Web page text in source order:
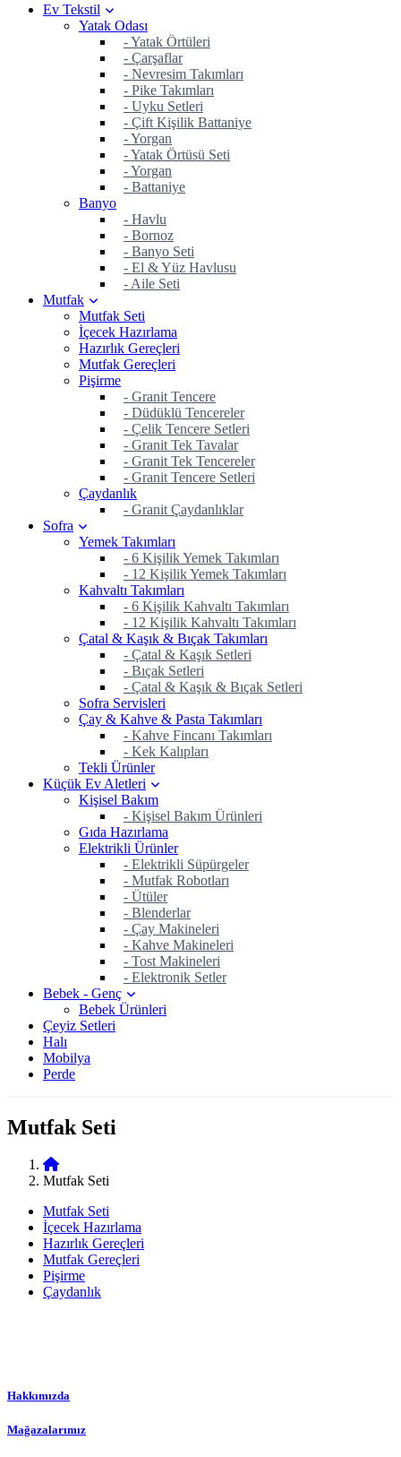
Ev Tekstil
Yatak Odası
- Yatak Örtüleri
- Çarşaflar
- Nevresim Takımları
- Pike Takımları
- Uyku Setleri
- Çift Kişilik Battaniye
- Yorgan
- Yatak Örtüsü Seti
- Yorgan
- Battaniye
Banyo
- Havlu
- Bornoz
- Banyo Seti
- El & Yüz Havlusu
- Aile Seti
Mutfak
Mutfak Seti
İçecek Hazırlama
Hazırlık Gereçleri
Mutfak Gereçleri
Pişirme
- Granit Tencere
- Düdüklü Tencereler
- Çelik Tencere Setleri
- Granit Tek Tavalar
- Granit Tek Tencereler
- Granit Tencere Setleri
Çaydanlık
- Granit Çaydanlıklar
Sofra
Yemek Takımları
- 6 Kişilik Yemek Takımları
- 12 Kişilik Yemek Takımları
Kahvaltı Takımları
- 6 Kişilik Kahvaltı Takımları
- 12 Kişilik Kahvaltı Takımları
Çatal & Kaşık & Bıçak Takımları
- Çatal & Kaşık Setleri
- Bıçak Setleri
- Çatal & Kaşık & Bıçak Setleri
Sofra Servisleri
Çay & Kahve & Pasta Takımları
- Kahve Fincanı Takımları
- Kek Kalıpları
Tekli Ürünler
Küçük Ev Aletleri
Kişisel Bakım
- Kişisel Bakım Ürünleri
Gıda Hazırlama
Elektrikli Ürünler
- Elektrikli Süpürgeler
- Mutfak Robotları
- Ütüler
- Blenderlar
- Çay Makineleri
- Kahve Makineleri
- Tost Makineleri
- Elektronik Setler
Bebek - Genç
Bebek Ürünleri
Çeyiz Setleri
Halı
Mobilya
Perde
Mutfak Seti
Mutfak Seti
Mutfak Seti
İçecek Hazırlama
Hazırlık Gereçleri
Mutfak Gereçleri
Pişirme
Çaydanlık
Hakkımızda
Mağazalarımız